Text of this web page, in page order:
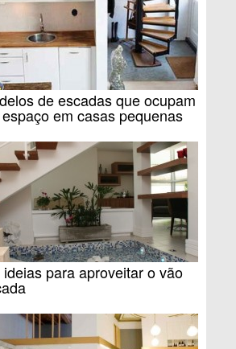
de escadas que ocupam
em casas pequenas
para aproveitar o vão